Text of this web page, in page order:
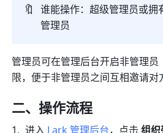
🔖 谁能操作：超级管理员或拥
管理员
管理员可在管理后台开启非管理
限，便于非管理员之间互相邀请对
二、操作流程